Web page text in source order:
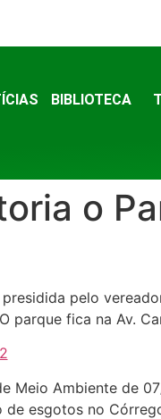
BIBLIOTECA
o
pelo
parque fica na Av.
Meio Ambiente de
esgotos no